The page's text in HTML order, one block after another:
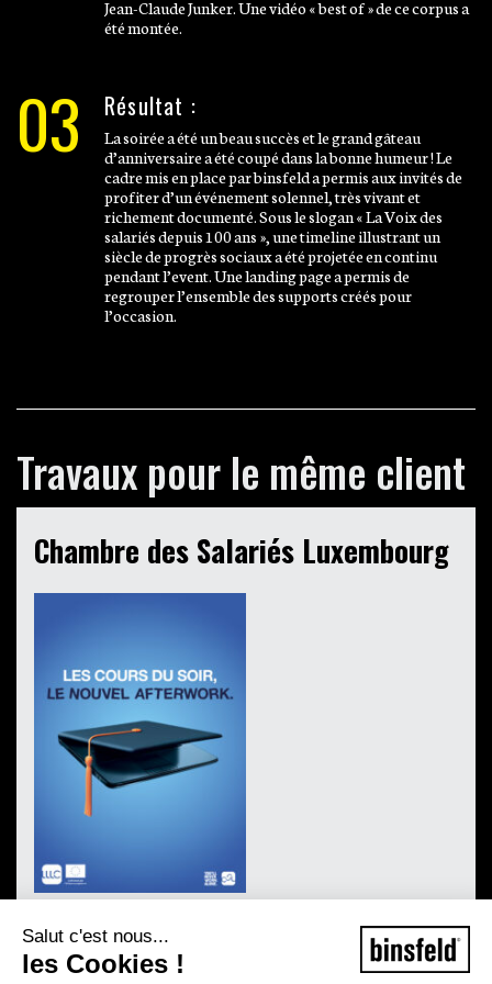
Salut c'est nous...
les Cookies !
Jean-Claude Junker. Une vidéo « best of » de ce corpus a
été montée.
03 Résultat :
La soirée a été un beau succès et le grand gâteau
d’anniversaire a été coupé dans la bonne humeur ! Le
cadre mis en place par binsfeld a permis aux invités de
profiter d’un événement solennel, très vivant et
richement documenté. Sous le slogan « La Voix des
salariés depuis 100 ans », une timeline illustrant un
siècle de progrès sociaux a été projetée en continu
pendant l’event. Une landing page a permis de
regrouper l’ensemble des supports créés pour
l’occasion.
Travaux pour le même client
Chambre des Salariés Luxembourg